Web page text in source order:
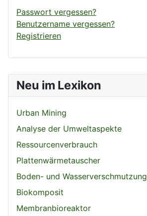
Neu im Lexikon
Urban Mining
Analyse der Umweltaspekte
Ressourcenverbrauch
Plattenwärmetauscher
Boden- und Wasserverschmutzung
Biokomposit
Membranbioreaktor
Passwort vergessen?
Benutzername vergessen?
Registrieren